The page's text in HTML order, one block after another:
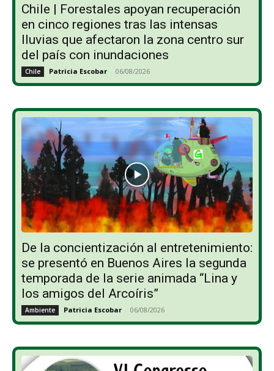
Chile | Forestales apoyan recuperación
en cinco regiones tras las intensas
lluvias que afectaron la zona centro sur
del país con inundaciones
Chile Patricia Escobar - 06/08/2026
De la concientización al entretenimiento:
se presentó en Buenos Aires la segunda
temporada de la serie animada “Lina y
los amigos del Arcoíris”
Ambiente Patricia Escobar - 06/08/2026